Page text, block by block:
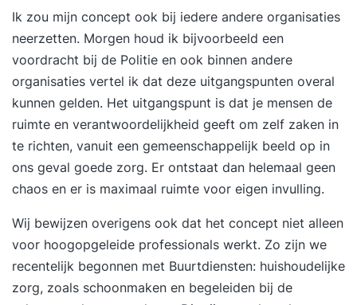
Ik zou mijn concept ook bij iedere andere organisaties
neerzetten. Morgen houd ik bijvoorbeeld een
voordracht bij de Politie en ook binnen andere
organisaties vertel ik dat deze uitgangspunten overal
kunnen gelden. Het uitgangspunt is dat je mensen de
ruimte en verantwoordelijkheid geeft om zelf zaken in
te richten, vanuit een gemeenschappelijk beeld op in
ons geval goede zorg. Er ontstaat dan helemaal geen
chaos en er is maximaal ruimte voor eigen invulling.
Wij bewijzen overigens ook dat het concept niet alleen
voor hoogopgeleide professionals werkt. Zo zijn we
recentelijk begonnen met Buurtdiensten: huishoudelijke
zorg, zoals schoonmaken en begeleiden bij de